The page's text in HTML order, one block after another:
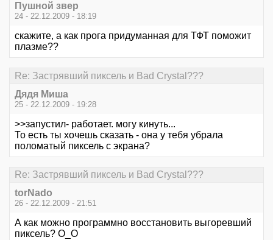
Пушной звер
24 - 22.12.2009 - 18:19
скажите, а как прога придуманная для ТФТ поможит
плазме??
Re: Застрявший пиксель и Bad Crystal???
Дядя Миша
25 - 22.12.2009 - 19:28
>>запустил- работает. могу кинуть...
То есть ты хочешь сказать - она у тебя убрала
поломатый пиксель с экрана?
Re: Застрявший пиксель и Bad Crystal???
torNado
26 - 22.12.2009 - 21:51
А как можно программно восстановить выгоревший
пиксель? O_O